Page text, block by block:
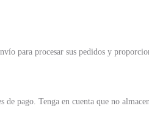
para procesar sus pedidos y
pago. Tenga en cuenta que no